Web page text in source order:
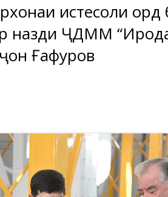
истеҳсоли
назди ҶДММ
Ғафуров